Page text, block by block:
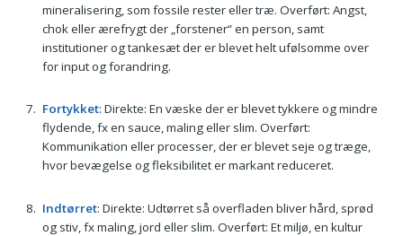
mineralisering, som fossile rester eller træ. Overført: Angst,
chok eller ærefrygt der „forstener“ en person, samt
institutioner og tankesæt der er blevet helt ufølsomme over
for input og forandring.
Fortykket: Direkte: En væske der er blevet tykkere og mindre
flydende, fx en sauce, maling eller slim. Overført:
Kommunikation eller processer, der er blevet seje og træge,
hvor bevægelse og fleksibilitet er markant reduceret.
Indtørret: Direkte: Udtørret så overfladen bliver hård, sprød
og stiv, fx maling, jord eller slim. Overført: Et miljø, en kultur